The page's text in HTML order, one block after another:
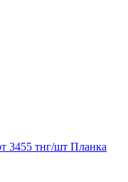
3455 тнг/шт Планка